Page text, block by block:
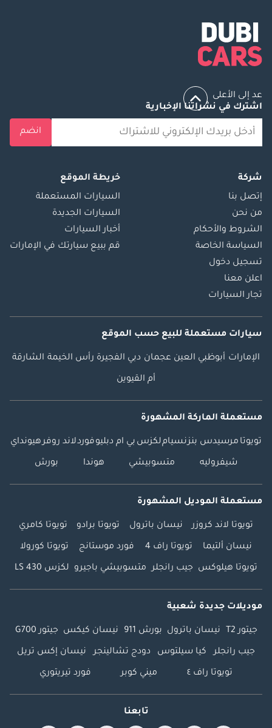
عد إلى الأعلى
اشترك في نشراتنا الإخبارية
انضم
شركة
إتصل بنا
من نحن
الشروط والأحكام
السياسة الخاصة
تسجيل دخول
اعلن معنا
تجار السيارات
خريطة الموقع
السيارات المستعملة
السيارات الجديدة
أخبار السيارات
قم ببيع سيارتك في الإمارات
سيارات مستعملة للبيع حسب الموقع
الإمارات أبوظبي العين عجمان دبي الفجيرة رأس الخيمة الشارقة
أم القيوين
مستعملة الماركة المشهورة
تويوتا مرسيدس بنزنسياملكزس بي ام دبليوفوردلاند روفرهيونداي
شيفروليه متسوبيشي هوندا بورش
مستعملة الموديل المشهورة
تويوتا لاند كروزر نيسان باترول تويوتا برادو تويوتا كامري
نيسان ألتيما تويوتا راف 4 فورد موستانج تويوتا كورولا
تويوتا هيلوكس جيب رانجلر متسوبيشي باجيرو لكزس LS 430
موديلات جديدة شعبية
جيتور T2 نيسان باترول بورش 911 نيسان كيكس جيتور G700
جيب رانجلر كيا سيلتوس دودج تشالينجر نيسان إكس تريل
تويوتا راف ٤ ميني كوبر فورد تيريتوري
تابعنا